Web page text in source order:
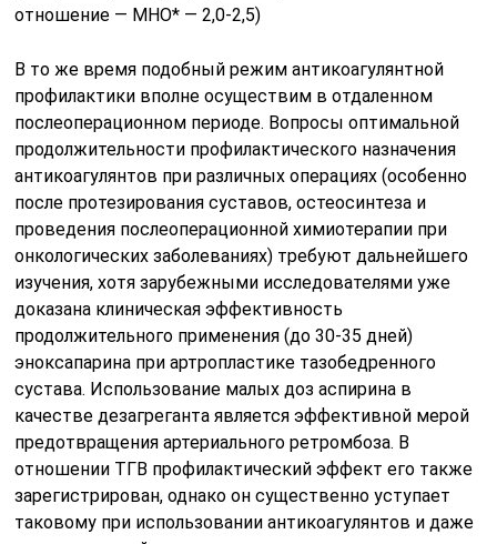
отношение — МНО* — 2,0-2,5)
В то же время подобный режим антикоагулянтной
профилактики вполне осуществим в отдаленном
послеоперационном периоде. Вопросы оптимальной
продолжительности профилактического назначения
антикоагулянтов при различных операциях (особенно
после протезирования суставов, остеосинтеза и
проведения послеоперационной химиотерапии при
онкологических заболеваниях) требуют дальнейшего
изучения, хотя зарубежными исследователями уже
доказана клиническая эффективность
продолжительного применения (до 30-35 дней)
эноксапарина при артропластике тазобедренного
сустава. Использование малых доз аспирина в
качестве дезагреганта является эффективной мерой
предотвращения артериального ретромбоза. В
отношении ТГВ профилактический эффект его также
зарегистрирован, однако он существенно уступает
таковому при использовании антикоагулянтов и даже